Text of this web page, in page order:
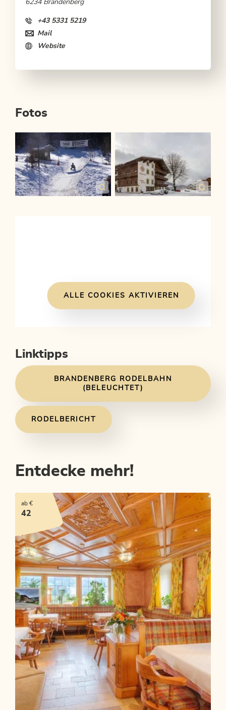
Fotos
ALLE COOKIES AKTIVIEREN
Linktipps
BRANDENBERG RODELBAHN
(BELEUCHTET)
RODELBERICHT
6234 Brandenberg
+43 5331 5219
Mail
Website
Entdecke mehr!
ab €
42